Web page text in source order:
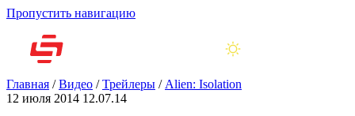
Пропустить навигацию
Главная /Видео /Трейлеры / Alien: Isolation
12 июля 2014 12.07.14